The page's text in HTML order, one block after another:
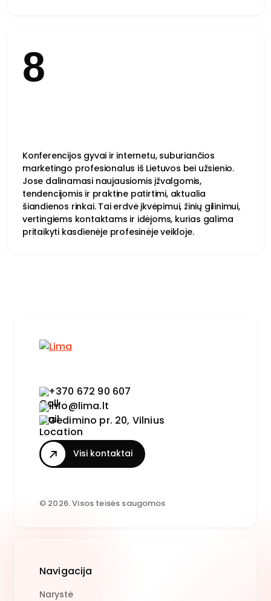
8
Konferencijos gyvai ir internetu, suburiančios
marketingo profesionalus iš Lietuvos bei užsienio.
Jose dalinamasi naujausiomis įžvalgomis,
tendencijomis ir praktine patirtimi, aktualia
šiandienos rinkai. Tai erdvė įkvėpimui, žinių gilinimui,
vertingiems kontaktams ir idėjoms, kurias galima
pritaikyti kasdienėje profesinėje veikloje.
+370 672 90 607
info@lima.lt
Gedimino pr. 20, Vilnius
Visi kontaktai
© 2026. Visos teisės saugomos
Navigacija
Narystė